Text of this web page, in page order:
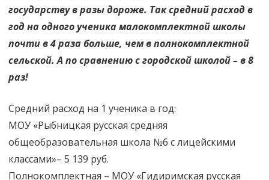
государству в разы дороже. Так средний расход в
год на одного ученика малокомплектной школы
почти в 4 раза больше, чем в полнокомплектной
сельской. А по сравнению с городской школой – в 8
раз!
Средний расход на 1 ученика в год:
МОУ «Рыбницкая русская средняя
общеобразовательная школа №6 с лицейскими
классами»– 5 139 руб.
Полнокомплектная – МОУ «Гидиримская русская